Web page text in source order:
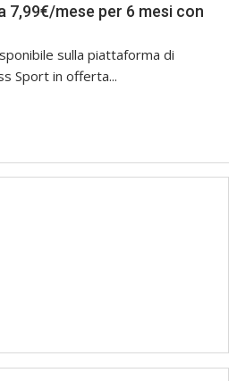
7,99€/mese per 6 mesi con
sulla piattaforma di
Sport in offerta...